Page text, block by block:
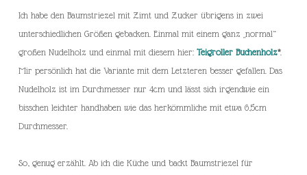
Ich habe den Baumstriezel mit Zimt und Zucker übrigens in zwei
unterschiedlichen Größen gebacken. Einmal mit einem ganz „normal“
großen Nudelholz und einmal mit diesem hier: Teigroller Buchenholz*.
Mir persönlich hat die Variante mit dem Letzteren besser gefallen. Das
Nudelholz ist im Durchmesser nur 4cm und lässt sich irgendwie ein
bisschen leichter handhaben wie das herkömmliche mit etwa 6,5cm
Durchmesser.
So, genug erzählt. Ab ich die Küche und backt Baumstriezel für